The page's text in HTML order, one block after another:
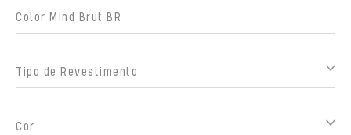
Tipo de Revestimento
Cor